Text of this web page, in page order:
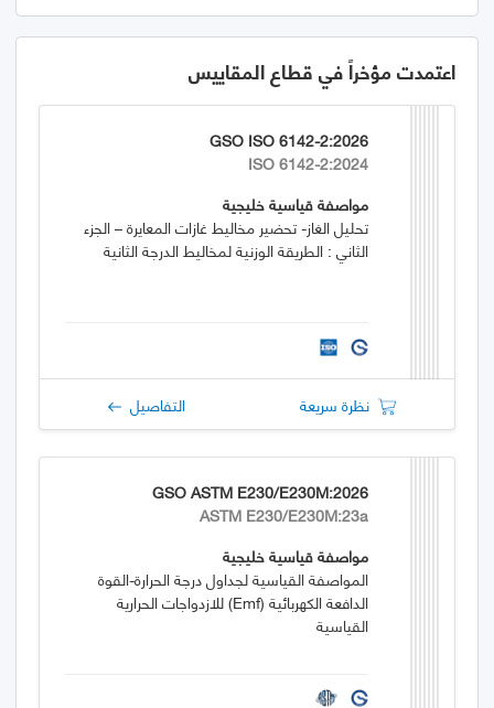
اعتمدت مؤخراً في قطاع المقاييس
GSO ISO 6142-2:2026
ISO 6142-2:2024
مواصفة قياسية خليجية
تحليل الغاز- تحضير مخاليط غازات المعايرة – الجزء
الثاني : الطريقة الوزنية لمخاليط الدرجة الثانية
نظرة سريعة التفاصيل
GSO ASTM E230/E230M:2026
ASTM E230/E230M:23a
مواصفة قياسية خليجية
المواصفة القياسية لجداول درجة الحرارة-القوة
الدافعة الكهربائية (emf) للازدواجات الحرارية
القياسية